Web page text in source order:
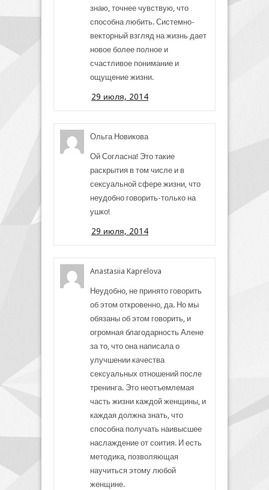
знаю, точнее чувствую, что
способна любить. Системно-
векторный взгляд на жизнь дает
новое более полное и
счастливое понимание и
ощущение жизни.
29 июля, 2014
Ольга Новикова
Ой Согласна! Это такие
раскрытия в том числе и в
сексуальной сфере жизни, что
неудобно говорить-только на
ушко!
29 июля, 2014
Anastasiia Kaprelova
Неудобно, не принято говорить
об этом откровенно, да. Но мы
обязаны об этом говорить, и
огромная благодарность Алене
за то, что она написала о
улучшении качества
сексуальных отношений после
тренинга. Это неотъемлемая
часть жизни каждой женщины, и
каждая должна знать, что
способна получать наивысшее
наслаждение от соития. И есть
методика, позволяющая
научиться этому любой
женщине.